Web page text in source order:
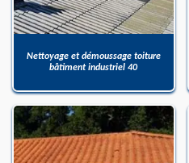
Nettoyage et démoussage toiture
bâtiment industriel 40